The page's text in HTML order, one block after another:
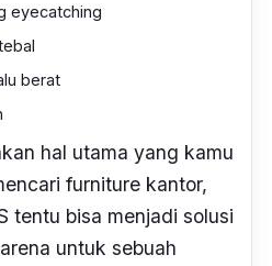
eyecatching
berat
hal utama yang kamu
furniture kantor,
tentu bisa menjadi solusi
untuk sebuah